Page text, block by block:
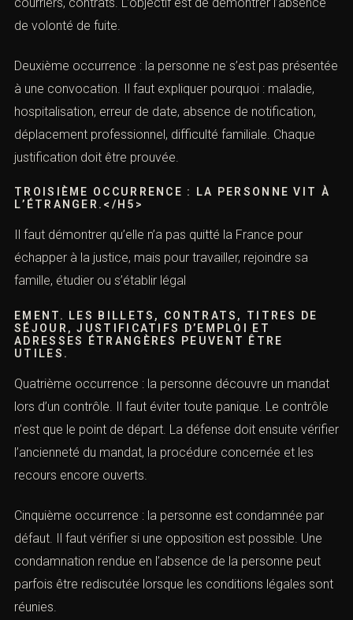
XII. Occurrences fréquentes et
réponses adaptées
(Mandat d’arrêt : réagir en urgence,
droits et stratégie pénale)
et n’a jamais reçu les convocations. Dans ce cas, il faut
attestation d’hébergement, déclaration administrative,
courriers, contrats. L’objectif est de démontrer l’absence
de volonté de fuite.
Deuxième occurrence : la personne ne s’est pas
présentée à une convocation. Il faut expliquer pourquoi :
notification, déplacement professionnel, difficulté
familiale. Chaque justification doit être prouvée.
TROISIÈME OCCURRENCE : LA PERSONNE VIT
À L’ÉTRANGER.</H5>
échapper à la justice, mais pour travailler, rejoindre sa
famille, étudier ou s’établir légal
EMENT. LES BILLETS, CONTRATS, TITRES DE
SÉJOUR, JUSTIFICATIFS D’EMPLOI ET
ADRESSES ÉTRANGÈRES PEUVENT ÊTRE